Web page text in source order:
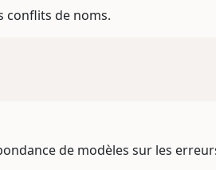
conflits de noms.
de modèles sur les